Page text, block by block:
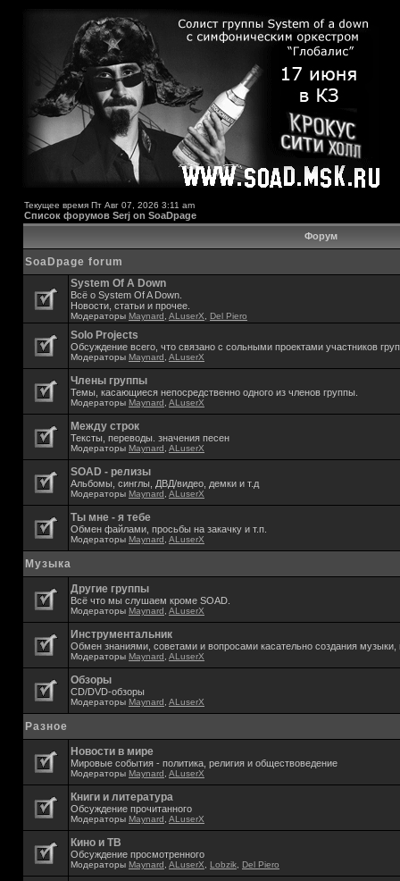
Текущее время Пт Авг 07, 2026 3:11 am
Список форумов Serj on SoaDpage
Форум
SoaDpage forum
System Of A Down
Всё о System Of A Down.
Новости, статьи и прочее.
Модераторы Maynard ALuserX Del Piero
Solo Projects
Обсуждение всего, что связано с сольными проектами участников
Модераторы Maynard ALuserX
Члены группы
Темы, касающиеся непосредственно одного из членов группы.
Модераторы Maynard ALuserX
Между строк
Тексты, переводы. значения песен
Модераторы Maynard ALuserX
SOAD - релизы
Альбомы, синглы, ДВД/видео, демки и т.д
Модераторы Maynard ALuserX
Ты мне - я тебе
Обмен файлами, просьбы на закачку и т.п.
Модераторы Maynard ALuserX
Музыка
Другие группы
Всё что мы слушаем кроме SOAD.
Модераторы Maynard ALuserX
Инструментальник
Обмен знаниями, советами и вопросами касательно создания музыки,
Модераторы Maynard ALuserX
Обзоры
CD/DVD-обзоры
Модераторы Maynard ALuserX
Разное
Новости в мире
Мировые события - политика, религия и обществоведение
Модераторы Maynard ALuserX
Книги и литература
Обсуждение прочитанного
Модераторы Maynard ALuserX
Кино и ТВ
Обсуждение просмотренного
Модераторы Maynard ALuserX Lobzik Del Piero